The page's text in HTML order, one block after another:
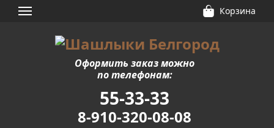
Корзина
Оформить заказ можно
по телефонам:
55-33-33
8-910-320-08-08